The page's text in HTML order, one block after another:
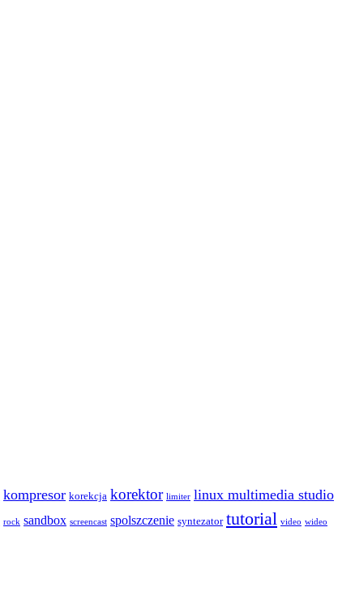
kompresor korekcja korektor limiter linux multimedia studio
rock sandbox screencast spolszczenie syntezator tutorial video wideo